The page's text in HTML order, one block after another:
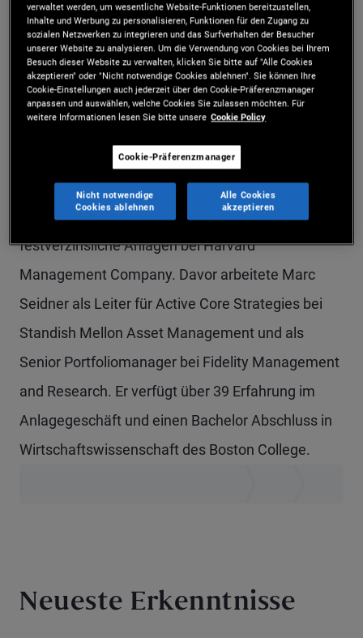
Seidner kam im November 2014 zurück zu PIMCO,
nachdem er als Leiter für festverzinsliche
Produkte bei GMO LLC tätig war. Davor war er bis
Januar 2014 Managing Director, generalist
Komitees bei PIMCO. Bevor er 2009 für PIMCO
tätig wurde, war er Managing Director und
Manager für inländische Portfolios für
festverzinsliche Anlagen bei Harvard
Management Company. Davor arbeitete Marc
Seidner als Leiter für Active Core Strategies bei
Standish Mellon Asset Management und als
Senior Portfoliomanager bei Fidelity Management
and Research. Er verfügt über 39 Erfahrung im
Anlagegeschäft und einen Bachelor Abschluss in
Wirtschaftswissenschaft des Boston College.
Neueste Erkenntnisse
verwaltet werden, um wesentliche Website-Funktionen bereitzustellen,
Inhalte und Werbung zu personalisieren, Funktionen für den Zugang zu
sozialen Netzwerken zu integrieren und das Surfverhalten der Besucher
unserer Website zu analysieren. Um die Verwendung von Cookies bei Ihrem
Besuch dieser Website zu verwalten, klicken Sie bitte auf "Alle Cookies
akzeptieren" oder "Nicht notwendige Cookies ablehnen". Sie können Ihre
Cookie-Einstellungen auch jederzeit über den Cookie-Präferenzmanager
anpassen und auswählen, welche Cookies Sie zulassen möchten. Für
weitere Informationen lesen Sie bitte unsere Cookie Policy
Cookie-Präferenzmanager
Nicht notwendige
Cookies ablehnen
Alle Cookies
akzeptieren